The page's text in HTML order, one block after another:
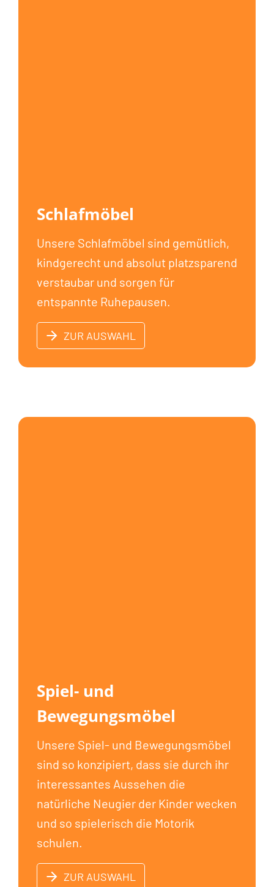
Schlafmöbel
Unsere Schlafmöbel sind gemütlich,
kindgerecht und absolut platzsparend
verstaubar und sorgen für
entspannte Ruhepausen.
ZUR AUSWAHL
Spiel- und
Bewegungsmöbel
Unsere Spiel- und Bewegungsmöbel
sind so konzipiert, dass sie durch ihr
interessantes Aussehen die
natürliche Neugier der Kinder wecken
und so spielerisch die Motorik
schulen.
ZUR AUSWAHL